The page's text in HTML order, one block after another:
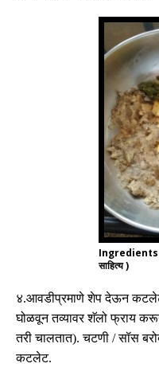
साहित्य )
४.आवडीप्रमाणे शेप देऊन कटलेट
घोळवून तव्यावर शॅलो फ्राय
तरी चालतात).चटणी /सॉस
कटलेट.